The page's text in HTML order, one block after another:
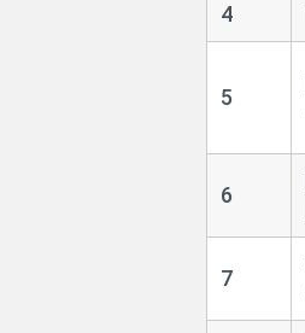
4
5
6
7